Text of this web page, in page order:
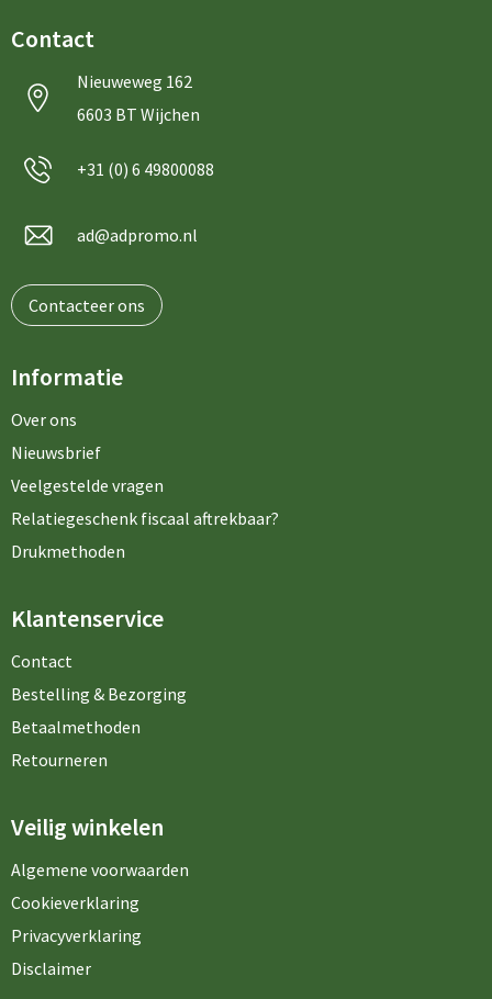
Sleutelhangers en Lanyards
Snoepgoed
Veiligheid, Auto en Fiets
Vrije tijd en Strand
Waterflesjes
Schorten en Sloven
Sweaters
Veiligheidsvesten en Veiligheidshesjes
Vesten
Werkkleding sets
Contact
Nieuweweg 162
6603 BT Wijchen
+31 (0) 6 49800088
ad@adpromo.nl
Contacteer ons
Informatie
Over ons
Nieuwsbrief
Veelgestelde vragen
Relatiegeschenk fiscaal aftrekbaar?
Drukmethoden
Klantenservice
Contact
Bestelling & Bezorging
Betaalmethoden
Retourneren
Veilig winkelen
Algemene voorwaarden
Cookieverklaring
Privacyverklaring
Disclaimer